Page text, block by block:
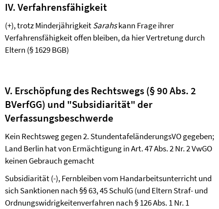
IV. Verfahrensfähigkeit
(+), trotz MinderjährigkeitSarahskann Frage ihrer
Verfahrensfähigkeit offen bleiben, da hier Vertretung durch
Eltern (§ 1629 BGB)
V. Erschöpfung des Rechtswegs (§ 90 Abs. 2
BVerfGG) und "Subsidiarität" der
Verfassungsbeschwerde
Kein Rechtsweg gegen 2. StundentafeländerungsVO gegeben;
Land Berlin hat von Ermächtigung in Art. 47 Abs. 2 Nr. 2 VwGO
keinen Gebrauch gemacht
Subsidiarität (-), Fernbleiben vom Handarbeitsunterricht und
sich Sanktionen nach §§ 63, 45 SchulG (und Eltern Straf- und
Ordnungswidrigkeitenverfahren nach § 126 Abs. 1 Nr. 1